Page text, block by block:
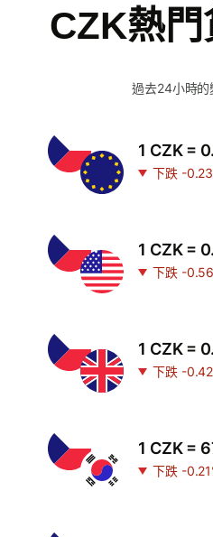
CZK熱
過去24小時的
1 CZK =
下跌 -
1 CZK =
下跌 -
1 CZK =
下跌 -
1 CZK =
下跌 -